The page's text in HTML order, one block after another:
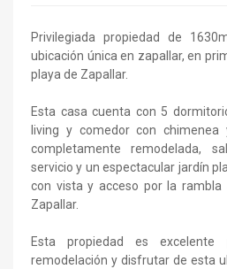
Privilegiada propiedad de
ubicación única en zapallar, en
playa de Zapallar.
Esta casa cuenta con 5
living y comedor con
completamente remodelada,
servicio y un espectacular jardín
con vista y acceso por la
Zapallar.
Esta propiedad es
remodelación y disfrutar de esta